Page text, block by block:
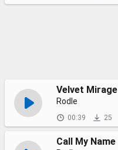
Velvet Mirage
Rodle
00:39 25
Call My Name